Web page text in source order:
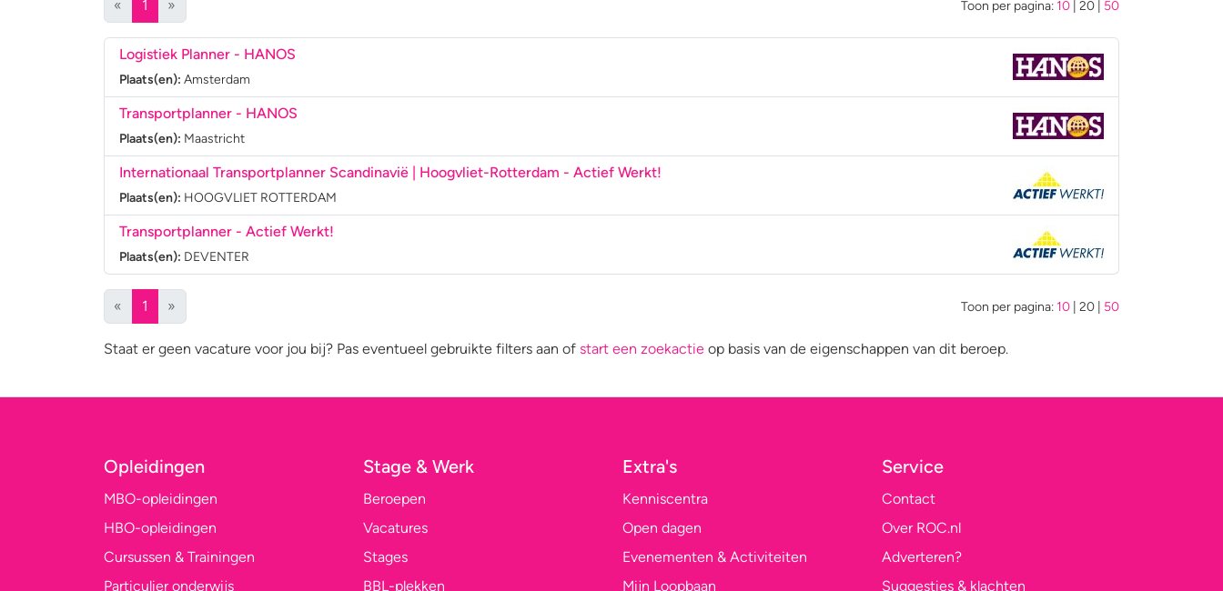
« 1 (huidige)
» Toon per pagina: 10 20 50
Logistiek Planner - HANOS
Plaats(en): Amsterdam
Transportplanner - HANOS
Plaats(en): Maastricht
Internationaal Transportplanner Scandinavië | Hoogvliet-Rotterdam - Actief Werkt!
Plaats(en): HOOGVLIET ROTTERDAM
Transportplanner - Actief Werkt!
Plaats(en): DEVENTER
« 1 (huidige)
» Toon per pagina: 10 20 50
Staat er geen vacature voor jou bij? Pas eventueel gebruikte filters aan of start een zoekactie op basis van de eigenschappen van dit beroep.
Opleidingen
MBO-opleidingen
HBO-opleidingen
Cursussen & Trainingen
Particulier onderwijs
Stage & Werk
Beroepen
Vacatures
Stages
BBL-plekken
Extra's
Kenniscentra
Open dagen
Evenementen & Activiteiten
Mijn Loopbaan
Service
Contact
Over ROC.nl
Adverteren?
Suggesties & klachten